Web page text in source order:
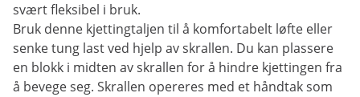
svært fleksibel i bruk.
Bruk denne kjettingtaljen til å komfortabelt løfte eller
senke tung last ved hjelp av skrallen. Du kan plassere
en blokk i midten av skrallen for å hindre kjettingen fra
å bevege seg. Skrallen opereres med et håndtak som